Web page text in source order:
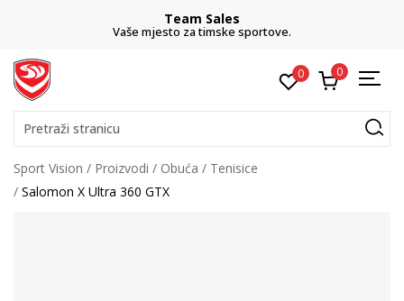
Team Sales
Vaše mjesto za timske sportove.
0 0
Pretraži stranicu
Sport Vision Proizvodi Obuća
Tenisice
Salomon X Ultra 360 GTX